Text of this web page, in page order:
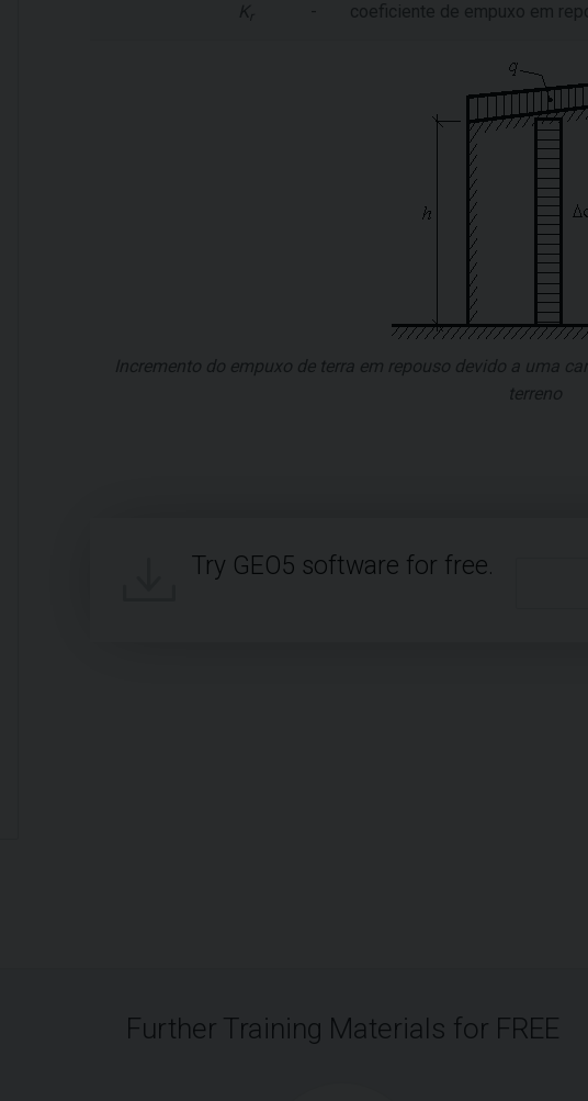
Kr - coeficiente de empuxo em
Incremento do empuxo de terra em repouso devido a uma
terreno
Try GEO5 software for free.
Further Training Materials for FREE